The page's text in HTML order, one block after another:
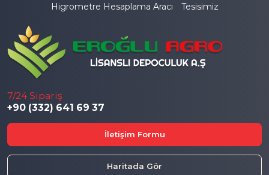
Higrometre Hesaplama Aracı
Tesisimiz
7/24 Sipariş
+90 (332) 641 69 37
İletişim Formu
Haritada Gör